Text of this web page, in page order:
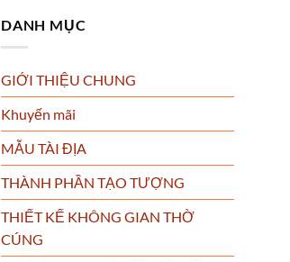
DANH MỤC
GIỚI THIỆU CHUNG
Khuyến mãi
MẪU TÀI ĐỊA
THÀNH PHẦN TẠO TƯỢNG
THIẾT KẾ KHÔNG GIAN THỜ
CÚNG